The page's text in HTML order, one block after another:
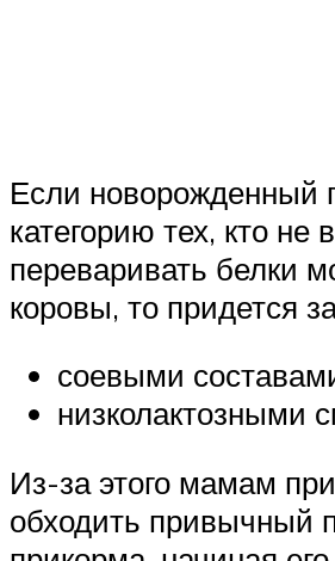
Если новорожденный
категорию тех, кто не
переваривать белки
коровы, то придется
соевыми
низколактозными
Из-за этого мамам
обходить привычный